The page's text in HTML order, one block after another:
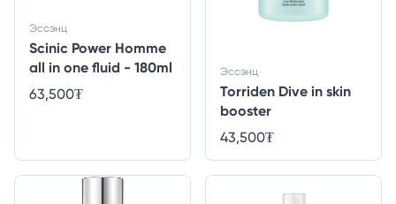
Scinic Power Homme
all in one fluid - 180ml
Эссэнц
63,500₮
Torriden Dive in skin
booster
Эссэнц
43,500₮